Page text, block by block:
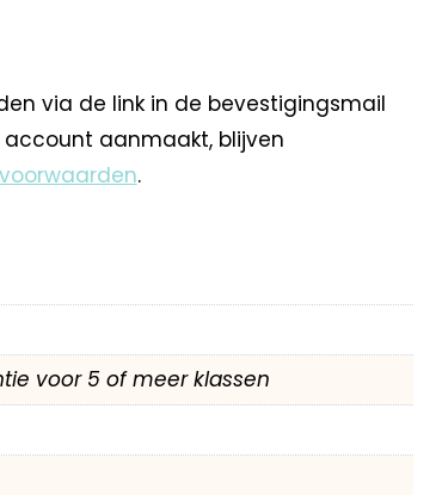
via de link in de bevestigingsmail
account aanmaakt, blijven
.
voor 5 of meer klassen